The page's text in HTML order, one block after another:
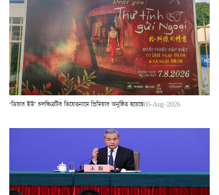
‘ডিয়ার ইউ’ চলচ্চিত্রটির ভিয়েতনামে প্রিমিয়ার অনুষ্ঠিত হয়েছে05-Aug-2026